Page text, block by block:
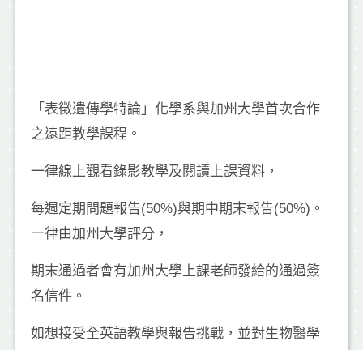
「表徵遺傳學特論」化學系與加州大學首次合作
之遠距教學課程。
一律線上觀看錄影教學及閱讀上課資料，
每週定期問題報告(50%)與期中期末報告(50%)。
一律由加州大學評分，
期末通過者會有加州大學上課老師發給的通過簽
名信件。
如想接受全英語教學與報告挑戰，並對生物醫學